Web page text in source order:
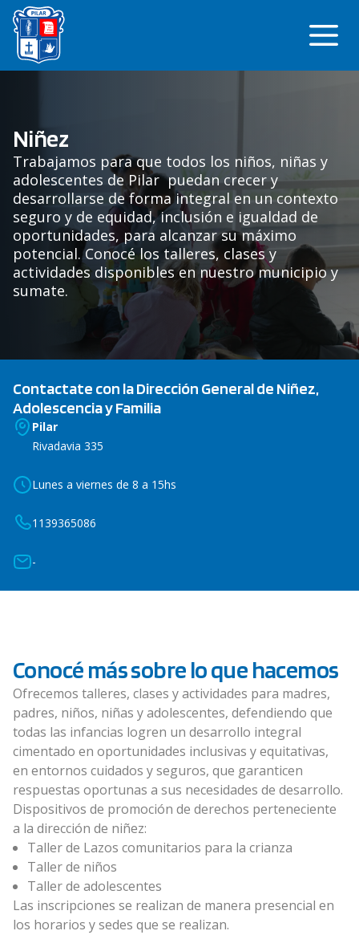
Saltar
contenido
Niñez
Trabajamos para que todos los niños, niñas y
adolescentes de Pilar puedan crecer y
desarrollarse de forma integral en un contexto
seguro y de equidad, inclusión e igualdad de
oportunidades, para alcanzar su máximo
potencial. Conocé los talleres, clases y
actividades disponibles en nuestro municipio y
sumate.
Contactate con la Dirección General de Niñez,
Adolescencia y Familia
Pilar
Rivadavia 335
Lunes a viernes de 8 a 15hs
1139365086
-
Conocé más sobre lo que hacemos
Ofrecemos talleres, clases y actividades para madres,
padres, niños, niñas y adolescentes, defendiendo que
todas las infancias logren un desarrollo integral
cimentado en oportunidades inclusivas y equitativas,
en entornos cuidados y seguros, que garanticen
respuestas oportunas a sus necesidades de desarrollo.
Dispositivos de promoción de derechos perteneciente
a la dirección de niñez:
Taller de Lazos comunitarios para la crianza
Taller de niños
Taller de adolescentes
Las inscripciones se realizan de manera presencial en
los horarios y sedes que se realizan.